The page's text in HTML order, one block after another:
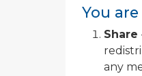
You
Share
any